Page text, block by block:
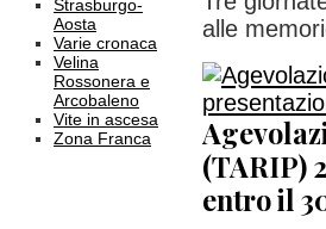
Strasburgo-
Aosta
Varie cronaca
Velina
Rossonera e
Arcobaleno
Vite in ascesa
Zona Franca
alle
(TARIP)
entro il